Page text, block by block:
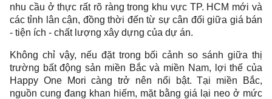
nhu cầu ở thực rất rõ ràng trong khu vực TP. HCM mới và
các tỉnh lân cận, đồng thời đến từ sự cân đối giữa giá bán
- tiện ích - chất lượng xây dựng của dự án.
Không chỉ vậy, nếu đặt trong bối cảnh so sánh giữa thị
trường bất động sản miền Bắc và miền Nam, lợi thế của
Happy One Mori càng trở nên nổi bật. Tại miền Bắc,
nguồn cung đang khan hiếm, mặt bằng giá lại neo ở mức